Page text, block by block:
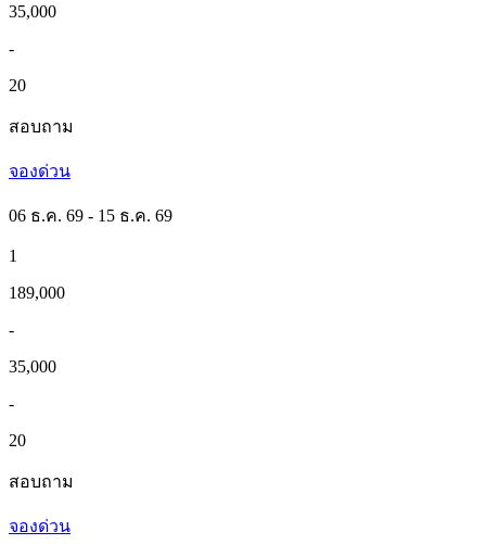
35,000
-
20
สอบถาม
จองด่วน
06 ธ.ค. 69 - 15 ธ.ค. 69
1
189,000
-
35,000
-
20
สอบถาม
จองด่วน